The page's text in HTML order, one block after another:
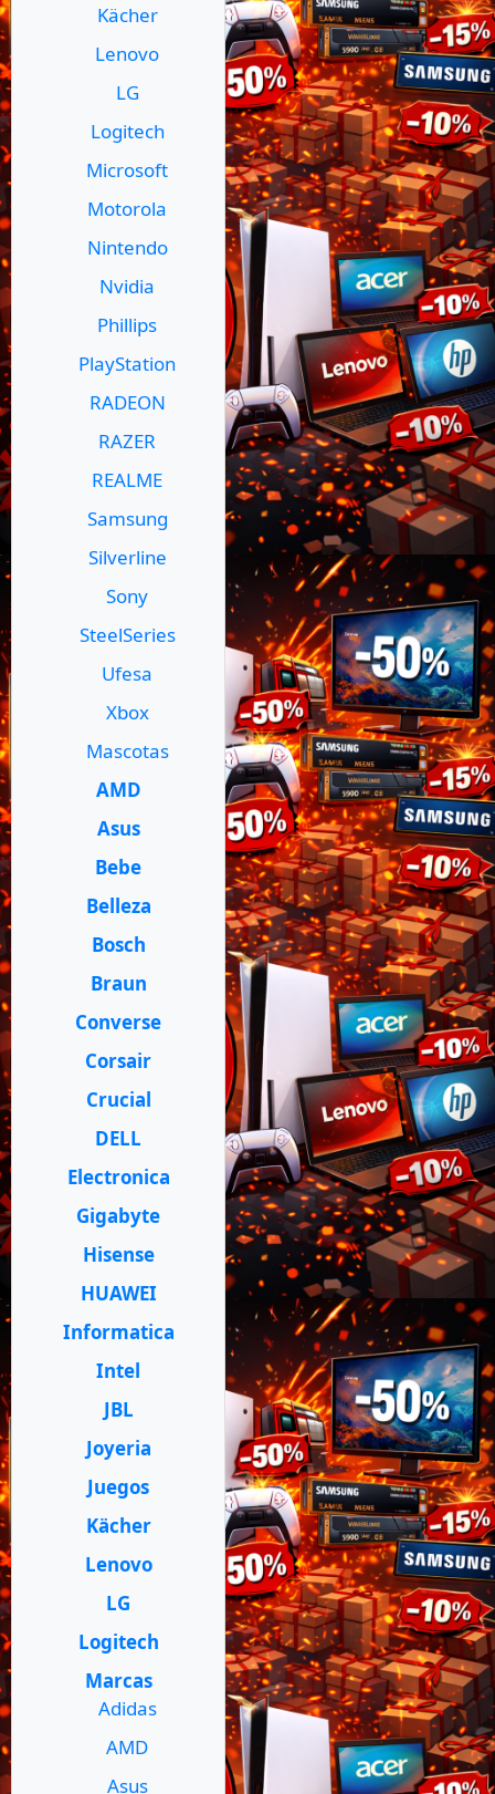
Kächer
Lenovo
LG
Logitech
Microsoft
Motorola
Nintendo
Nvidia
Phillips
PlayStation
RADEON
RAZER
REALME
Samsung
Silverline
Sony
SteelSeries
Ufesa
Xbox
Mascotas
AMD
Asus
Bebe
Belleza
Bosch
Braun
Converse
Corsair
Crucial
DELL
Electronica
Gigabyte
Hisense
HUAWEI
Informatica
Intel
JBL
Joyeria
Juegos
Kächer
Lenovo
LG
Logitech
Marcas
Adidas
AMD
Asus